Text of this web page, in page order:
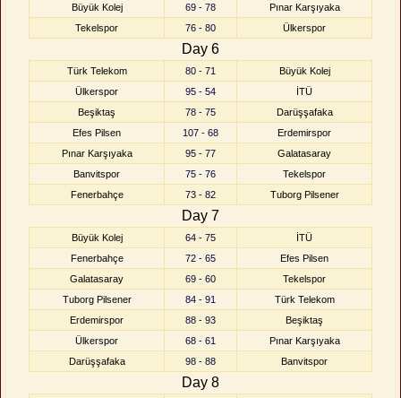
Büyük Kolej
69 - 78
Pınar Karşıyaka
Tekelspor
76 - 80 Ülkerspor
Day 6
Türk Telekom 80 - 71
Büyük Kolej
Ülkerspor
95 - 54
İTÜ
Beşiktaş
78 - 75
Darüşşafaka
Efes Pilsen
107 - 68
Erdemirspor
Pınar Karşıyaka
95 - 77
Galatasaray
Banvitspor
75 - 76
Tekelspor
Fenerbahçe
73 - 82 Tuborg Pilsener
Day 7
Büyük Kolej 64 - 75
İTÜ
Fenerbahçe
72 - 65
Efes Pilsen
Galatasaray
69 - 60
Tekelspor
Tuborg Pilsener
84 - 91
Türk Telekom
Erdemirspor
88 - 93
Beşiktaş
Ülkerspor
68 - 61
Pınar Karşıyaka
Darüşşafaka
98 - 88 Banvitspor
Day 8